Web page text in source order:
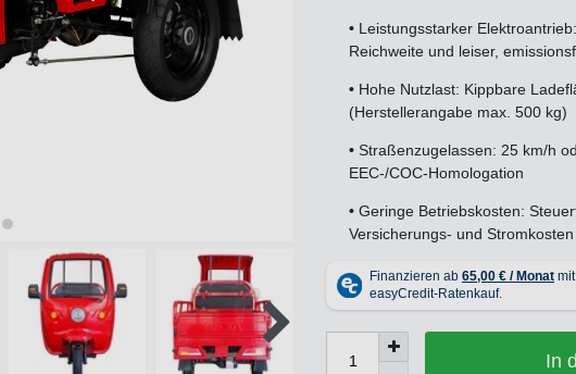
• Leistungsstarker
Reichweite und leiser,
• Hohe Nutzlast: Kippbare
(Herstellerangabe max. 500 kg)
• Straßenzugelassen: 25 km/h
EEC-/COC-Homologation
• Geringe Betriebskosten:
Versicherungs- und Stromkosten
In